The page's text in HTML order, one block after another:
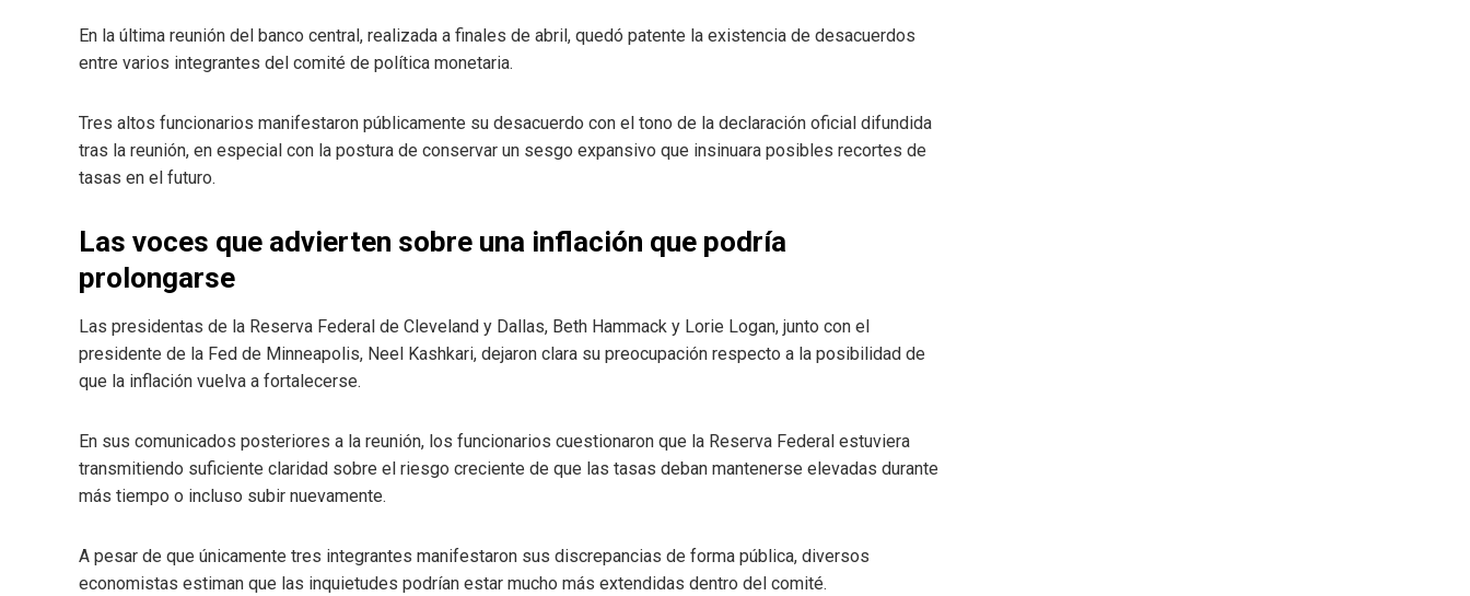
En la última reunión del banco central, realizada a finales de abril, quedó patente la existencia de desacuerdos
entre varios integrantes del comité de política monetaria.
Tres altos funcionarios manifestaron públicamente su desacuerdo con el tono de la declaración oficial difundida
tras la reunión, en especial con la postura de conservar un sesgo expansivo que insinuara posibles recortes de
tasas en el futuro.
Las voces que advierten sobre una inflación que podría
prolongarse
Las presidentas de la Reserva Federal de Cleveland y Dallas, Beth Hammack y Lorie Logan, junto con el
presidente de la Fed de Minneapolis, Neel Kashkari, dejaron clara su preocupación respecto a la posibilidad de
que la inflación vuelva a fortalecerse.
En sus comunicados posteriores a la reunión, los funcionarios cuestionaron que la Reserva Federal estuviera
transmitiendo suficiente claridad sobre el riesgo creciente de que las tasas deban mantenerse elevadas durante
más tiempo o incluso subir nuevamente.
A pesar de que únicamente tres integrantes manifestaron sus discrepancias de forma pública, diversos
economistas estiman que las inquietudes podrían estar mucho más extendidas dentro del comité.